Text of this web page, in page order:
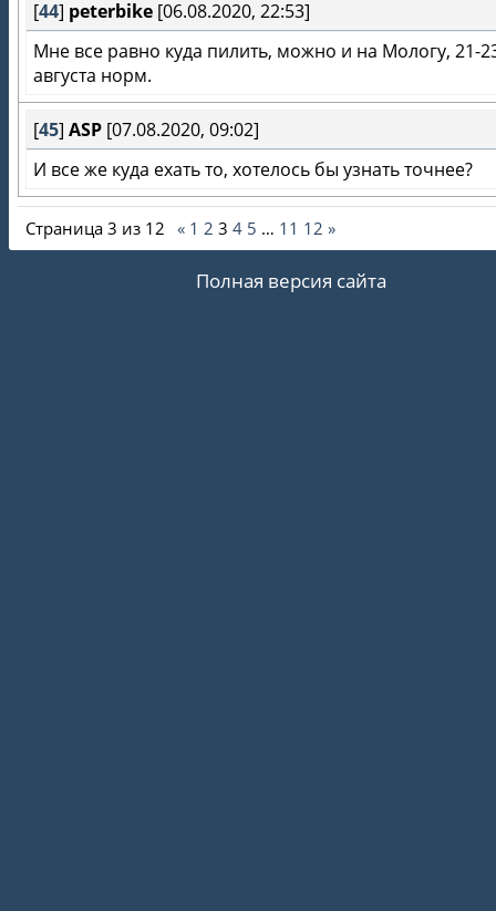
[44] peterbike [06.08.2020, 22:53]
Мне все равно куда пилить, можно и на Мологу, 21-
августа норм.
[45] ASP [07.08.2020, 09:02]
И все же куда ехать то, хотелось бы узнать точнее?
Страница 3 из 12 « 1 2 3 4 5 … 11 12 »
Полная версия сайта